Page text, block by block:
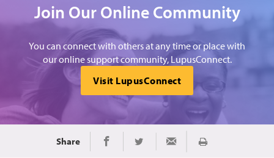
Join Our Online Community
You can connect with others at any time or place with
our online support community, LupusConnect.
Visit LupusConnect
Share Share on Facebook
Share on TwitterShare via EmailImprimir